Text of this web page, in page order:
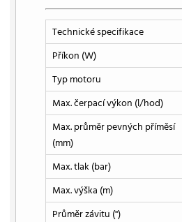
Technické specifikace
Příkon (W)
Typ motoru
Max. čerpací výkon (l/hod)
Max. průměr pevných příměsí
(mm)
Max. tlak (bar)
Max. výška (m)
Průměr závitu ('')